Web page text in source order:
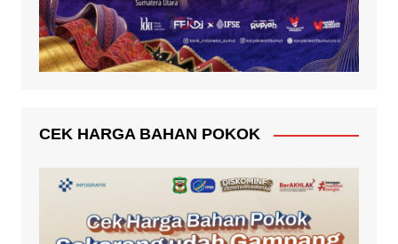
CEK HARGA BAHAN POKOK